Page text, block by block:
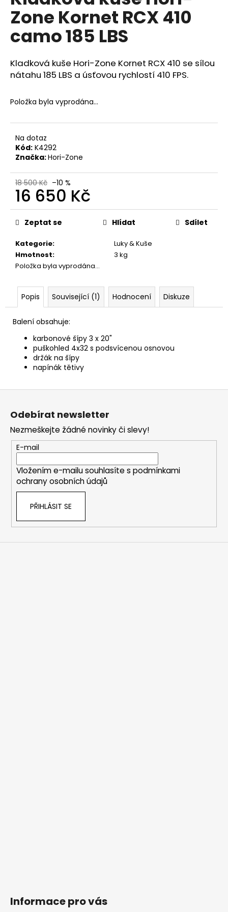
0,0
z
5
hvězdiček.
Zone Kornet RCX 410
camo 185 LBS
Kladková kuše Hori-Zone Kornet RCX 410 se sílou
nátahu 185 LBS a úsťovou rychlostí 410 FPS.
Položka byla vyprodána…
Na dotaz
Kód: K4292
Značka:Hori-Zone
18 500 Kč –10 %
16 650 Kč
Měrná
cena:
Kategorie:
Luky & Kuše
Hmotnost:
3 kg
Položka byla vyprodána…
Zeptat se Hlídat Sdílet
Popis Související (1) Hodnocení Diskuze
Balení obsahuje:
karbonové šípy 3 x 20"
puškohled 4x32 s podsvícenou osnovou
držák na šípy
napínák tětivy
a
j
í
?
D
o
p
o
r
u
č
u
e
PERKUSNÍ
ZÁPALKY
SELLIER
BELLOT
Z
Odebírat newsletter
Nezmeškejte žádné novinky či slevy!
E-mail
Vložením e-mailu souhlasíte s podmínkami
ochrany osobních údajů
PŘIHLÁSIT SE
Informace pro vás